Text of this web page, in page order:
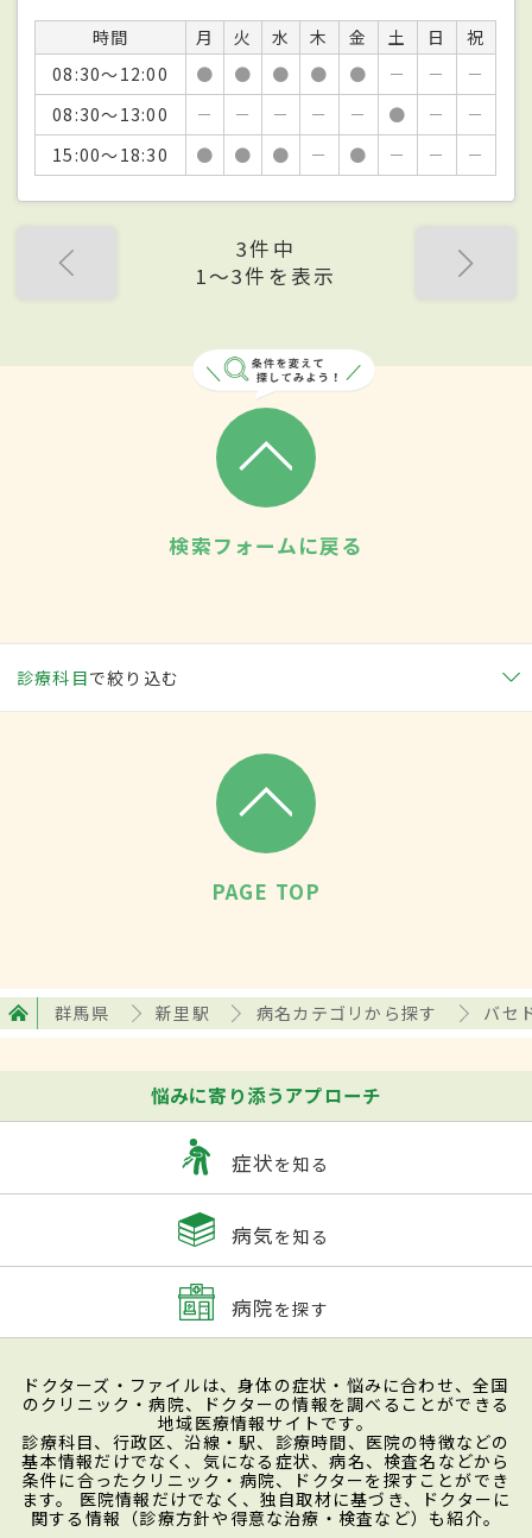
時間 月 火 水 木 金 土 日
祝
08:30～12:00
● ● ● ● ● － －
－
08:30～13:00
－ － － － － ● －
－
15:00～18:30
● ● ● － ● － － －
3件中
1〜3件を表示
検索フォームに戻る
診療科目で絞り込む
PAGE TOP
群馬県 新里駅 病名カテゴリから探す バセ
悩みに寄り添うアプローチ
症状を知る
病気を知る
病院を探す
ドクターズ・ファイルは、身体の症状・悩みに合わせ、全国
のクリニック・病院、ドクターの情報を調べることができる
地域医療情報サイトです。
診療科目、行政区、沿線・駅、診療時間、医院の特徴などの
基本情報だけでなく、気になる症状、病名、検査名などから
条件に合ったクリニック・病院、ドクターを探すことができ
ます。 医院情報だけでなく、独自取材に基づき、ドクターに
関する情報（診療方針や得意な治療・検査など）も紹介。